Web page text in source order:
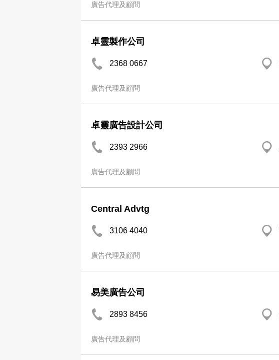
廣告代理及顧問
卓靈製作公司
2368 0667
廣告代理及顧問
卓靈廣告設計公司
2393 2966
廣告代理及顧問
Central Advtg
3106 4040
廣告代理及顧問
易美廣告公司
2893 8456
廣告代理及顧問